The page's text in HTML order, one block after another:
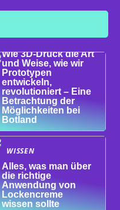
WISSEN
Wie 3D-Druck die Art
und Weise, wie wir
Prototypen
entwickeln,
revolutioniert – Eine
Betrachtung der
Möglichkeiten bei
Botland
WISSEN
Alles, was man über
die richtige
Anwendung von
Lockencreme
wissen sollte